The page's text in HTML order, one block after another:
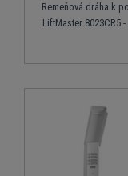
Remeňová dráha k
LiftMaster 8023CR5 -